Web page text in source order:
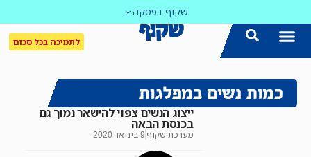
שקוף בפסקה
לתמיכה בכל סכום
כמות נשים במפלגות
ייצוג הנשים צפוי להישאר נמוך גם
בכנסת הבאה
מערכת שקוף 9 בינואר 2020